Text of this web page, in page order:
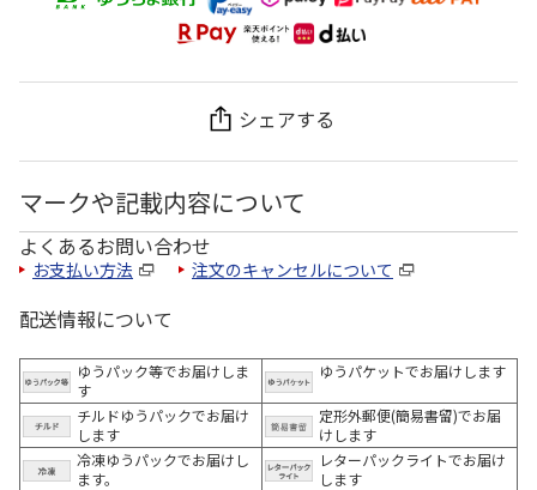
シェアする
マークや記載内容について
よくあるお問い合わせ
お支払い方法 注文のキャンセルについて
配送情報について
ゆうパック等でお届けしま
す
ゆうパケットでお届けします
チルドゆうパックでお届け
します
定形外郵便(簡易書留)でお届
けします
冷凍ゆうパックでお届けし
ます。
レターパックライトでお届け
します